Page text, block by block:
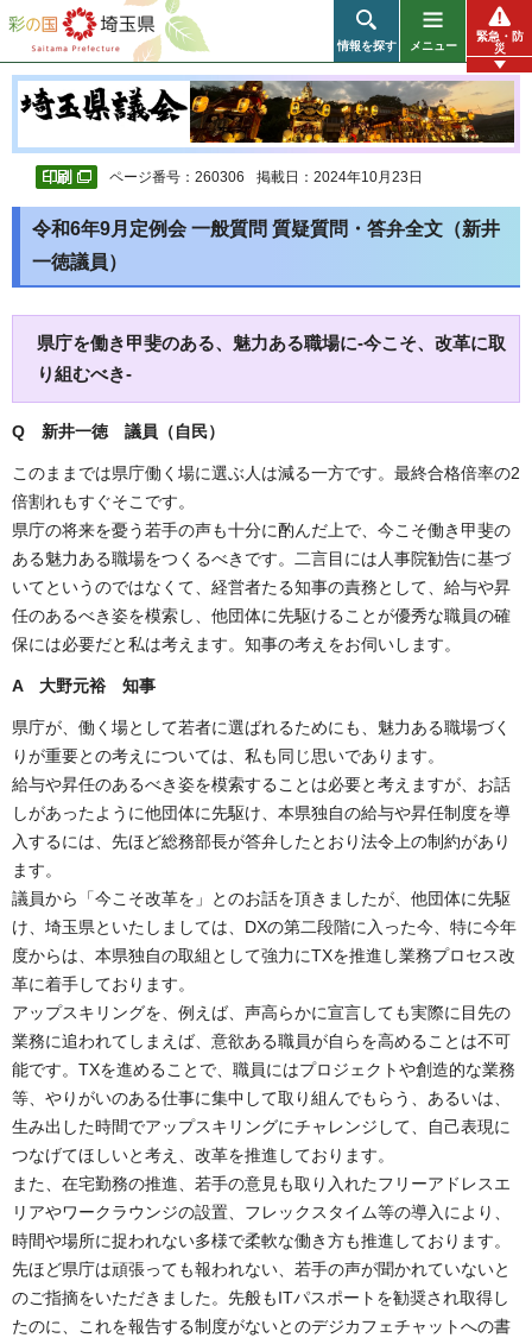
彩の国 埼玉県
情報を探す メニュー
緊急・防
災
ページ番号：260306 掲載日：2024年10月23日
令和6年9月定例会 一般質問 質疑質問・答弁全文（新井
一徳議員）
県庁を働き甲斐のある、魅力ある職場に-今こそ、改革に取
り組むべき-
Q 新井一徳 議員（自民）
このままでは県庁働く場に選ぶ人は減る一方です。最終合格倍率の2
倍割れもすぐそこです。
県庁の将来を憂う若手の声も十分に酌んだ上で、今こそ働き甲斐の
ある魅力ある職場をつくるべきです。二言目には人事院勧告に基づ
いてというのではなくて、経営者たる知事の責務として、給与や昇
任のあるべき姿を模索し、他団体に先駆けることが優秀な職員の確
保には必要だと私は考えます。知事の考えをお伺いします。
A 大野元裕 知事
県庁が、働く場として若者に選ばれるためにも、魅力ある職場づく
りが重要との考えについては、私も同じ思いであります。
給与や昇任のあるべき姿を模索することは必要と考えますが、お話
しがあったように他団体に先駆け、本県独自の給与や昇任制度を導
入するには、先ほど総務部長が答弁したとおり法令上の制約があり
ます。
議員から「今こそ改革を」とのお話を頂きましたが、他団体に先駆
け、埼玉県といたしましては、DXの第二段階に入った今、特に今年
度からは、本県独自の取組として強力にTXを推進し業務プロセス改
革に着手しております。
アップスキリングを、例えば、声高らかに宣言しても実際に目先の
業務に追われてしまえば、意欲ある職員が自らを高めることは不可
能です。TXを進めることで、職員にはプロジェクトや創造的な業務
等、やりがいのある仕事に集中して取り組んでもらう、あるいは、
生み出した時間でアップスキリングにチャレンジして、自己表現に
つなげてほしいと考え、改革を推進しております。
また、在宅勤務の推進、若手の意見も取り入れたフリーアドレスエ
リアやワークラウンジの設置、フレックスタイム等の導入により、
時間や場所に捉われない多様で柔軟な働き方も推進しております。
先ほど県庁は頑張っても報われない、若手の声が聞かれていないと
のご指摘をいただきました。先般もITパスポートを勧奨され取得し
たのに、これを報告する制度がないとのデジカフェチャットへの書